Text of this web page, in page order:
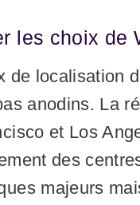
les choix de
de localisation
anodins. La
et Los
des
majeurs